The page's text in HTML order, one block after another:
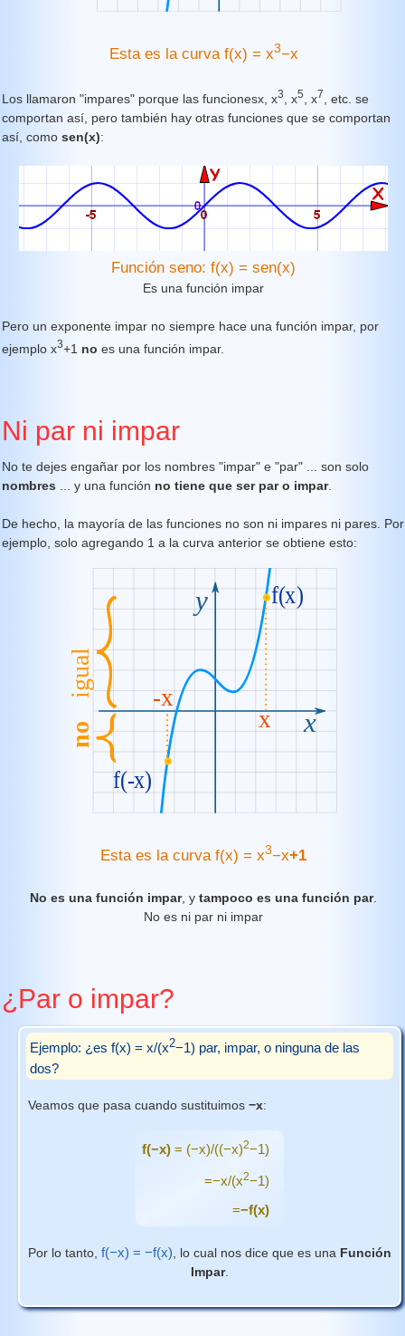
Esta es la curva f(x) = x3−x
Los llamaron "impares" porque las funcionesx, x3 , x5 , x7
, etc. se
comportan así, pero también hay otras funciones que se comportan
así, como sen(x):
Función seno: f(x) = sen(x)
Es una función impar
Pero un exponente impar no siempre hace una función impar, por
ejemplo x3+1 no es una función impar.
Ni par ni impar
No te dejes engañar por los nombres "impar" e "par" ... son solo
nombres
... y una función no tiene que ser par o impar.
De hecho, la mayoría de las funciones no son ni impares ni pares. Por
ejemplo, solo agregando 1 a la curva anterior se obtiene esto:
Esta es la curva f(x) = x3−x+1
No es una función impar, y tampoco es una función par.
No es ni par ni impar
¿Par o impar?
Ejemplo: ¿es f(x) = x/(x2−1) par, impar, o ninguna de las
dos?
Veamos que pasa cuando sustituimos −x:
f(−x)= (−x)/((−x)2−1)
=−x/(x2−1)
=−f(x)
Por lo tanto, f(−x) = −f(x), lo cual nos dice que es una Función
Impar.